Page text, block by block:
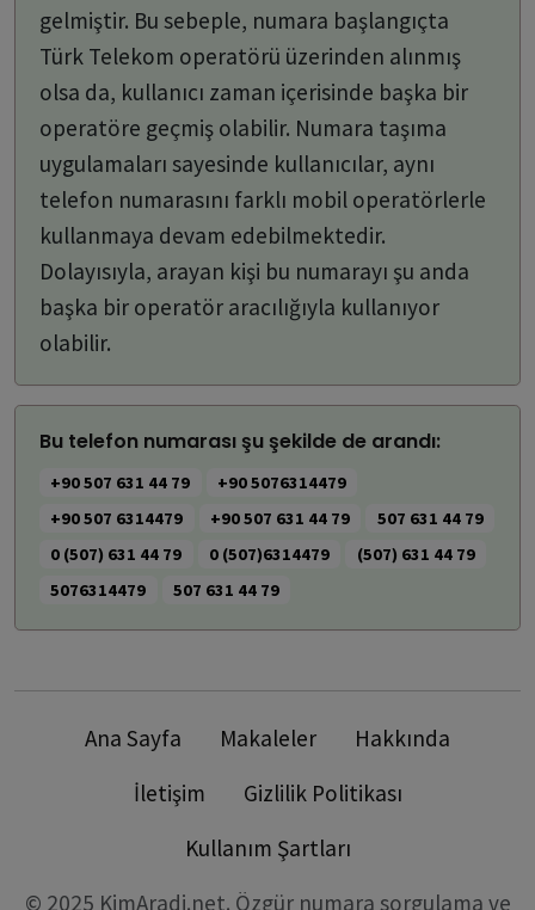
gelmiştir. Bu sebeple, numara başlangıçta
Türk Telekom operatörü üzerinden alınmış
olsa da, kullanıcı zaman içerisinde başka bir
operatöre geçmiş olabilir. Numara taşıma
uygulamaları sayesinde kullanıcılar, aynı
telefon numarasını farklı mobil operatörlerle
kullanmaya devam edebilmektedir.
Dolayısıyla, arayan kişi bu numarayı şu anda
başka bir operatör aracılığıyla kullanıyor
olabilir.
Bu telefon numarası şu şekilde de arandı:
+90 507 631 44 79
+90 5076314479
+90 507 6314479
+90 507 631 44 79
507 631 44 79
0 (507) 631 44 79
0 (507)6314479
(507) 631 44 79
5076314479
507 631 44 79
Ana Sayfa Makaleler
Hakkında
İletişim
Gizlilik Politikası
Kullanım Şartları
© 2025 KimAradi.net. Özgür numara sorgulama ve